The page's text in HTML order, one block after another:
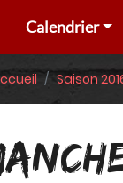
Calendrier
Saison